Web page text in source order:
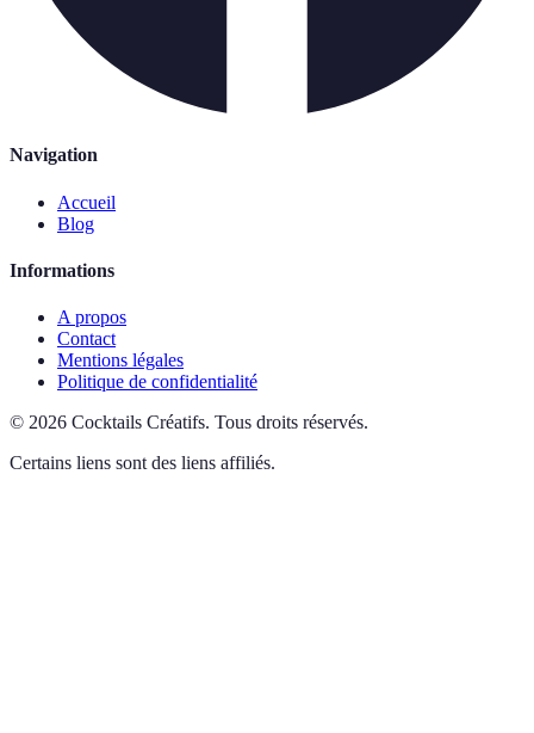
Navigation
Accueil
Blog
Informations
A propos
Contact
Mentions légales
Politique de confidentialité
© 2026 Cocktails Créatifs. Tous droits réservés.
Certains liens sont des liens affiliés.